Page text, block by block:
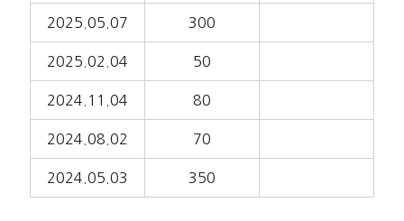
2025.05.07 300
2025.02.04 50
2024.11.04 80
2024.08.02 70
2024.05.03 350